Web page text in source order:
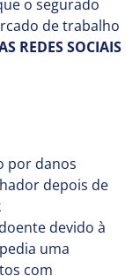
o segurado
de trabalho
REDES SOCIAIS
por danos
depois de
devido à
uma
com